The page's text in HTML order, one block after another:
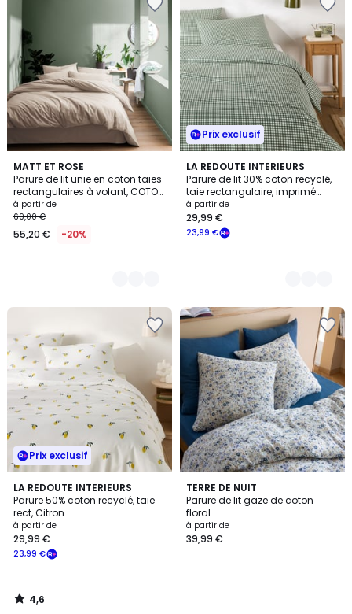
MATT ET ROSE
Parure de lit unie en coton taies
rectangulaires à volant, COTON
LAVÉ
à partir de
69,00 €
55,20 € -20%
6
Couleurs
Prix exclusif
LA REDOUTE INTERIEURS
Parure de lit 30% coton recyclé,
taie rectangulaire, imprimé
carreaux, LESIA
à partir de
23,99 €
29,99 €
2
Couleurs
Prix exclusif
LA REDOUTE INTERIEURS
Parure 50% coton recyclé, taie
rect, Citron
à partir de
23,99 €
29,99 €
4,6
/ 5
4,6
/
TERRE DE NUIT
Parure de lit gaze de coton
floral
à partir de
39,99 €